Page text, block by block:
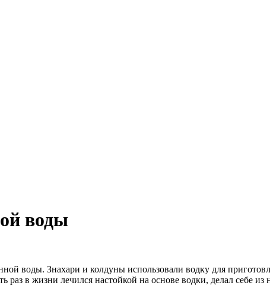
воды
воды. Знахари и колдуны использовали водку для
раз в жизни лечился настойкой на основе водки, делал себе